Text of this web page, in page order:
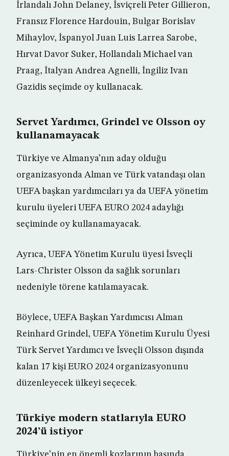
İrlandalı John Delaney, İsviçreli Peter Gillieron,
Fransız Florence Hardouin, Bulgar Borislav
Mihaylov, İspanyol Juan Luis Larrea Sarobe,
Hırvat Davor Suker, Hollandalı Michael van
Praag, İtalyan Andrea Agnelli, İngiliz Ivan
Gazidis seçimde oy kullanacak.
Servet Yardımcı, Grindel ve Olsson oy
kullanamayacak
Türkiye ve Almanya’nın aday olduğu
organizasyonda Alman ve Türk vatandaşı olan
UEFA başkan yardımcıları ya da UEFA yönetim
kurulu üyeleri UEFA EURO 2024 adaylığı
seçiminde oy kullanamayacak.
Ayrıca, UEFA Yönetim Kurulu üyesi İsveçli
Lars-Christer Olsson da sağlık sorunları
nedeniyle törene katılamayacak.
Böylece, UEFA Başkan Yardımcısı Alman
Reinhard Grindel, UEFA Yönetim Kurulu Üyesi
Türk Servet Yardımcı ve İsveçli Olsson dışında
kalan 17 kişi EURO 2024 organizasyonunu
düzenleyecek ülkeyi seçecek.
Türkiye modern statlarıyla EURO
2024’ü istiyor